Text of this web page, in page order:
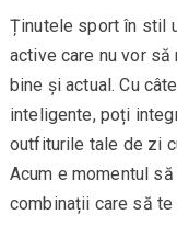
Ținutele sport în stil
active care nu vor să
bine și actual. Cu
inteligente, poți
outfiturile tale de zi
Acum e momentul
combinații care să